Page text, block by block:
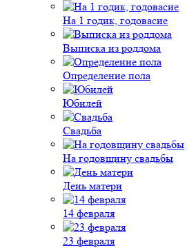
На 1 годик, годовасие
Выписка из роддома
Определение пола
Юбилей
Свадьба
На годовщину свадьбы
День матери
14 февраля
23 февраля